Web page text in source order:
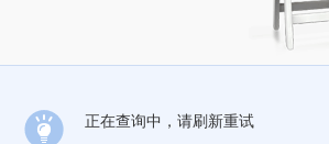
正在查询中，请刷新重试